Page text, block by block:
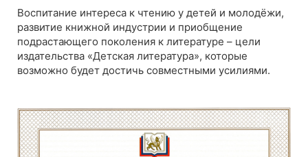
Воспитание интереса к чтению у детей и молодёжи,
развитие книжной индустрии и приобщение
подрастающего поколения к литературе – цели
издательства «Детская литература», которые
возможно будет достичь совместными усилиями.